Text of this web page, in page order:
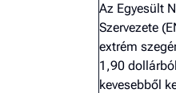
Az Egyesült
Szervezete
extrém
1,90
kevesebből